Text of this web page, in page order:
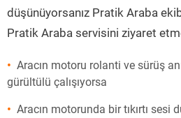
düşünüyorsanız Pratik Araba
Pratik Araba servisini ziyaret
Aracın motoru rolanti ve sürüş
gürültülü çalışıyorsa
Aracın motorunda bir tıkırtı sesi